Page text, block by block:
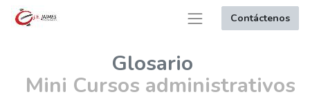
Contáctenos
Glosario
Mini Cursos administrativos